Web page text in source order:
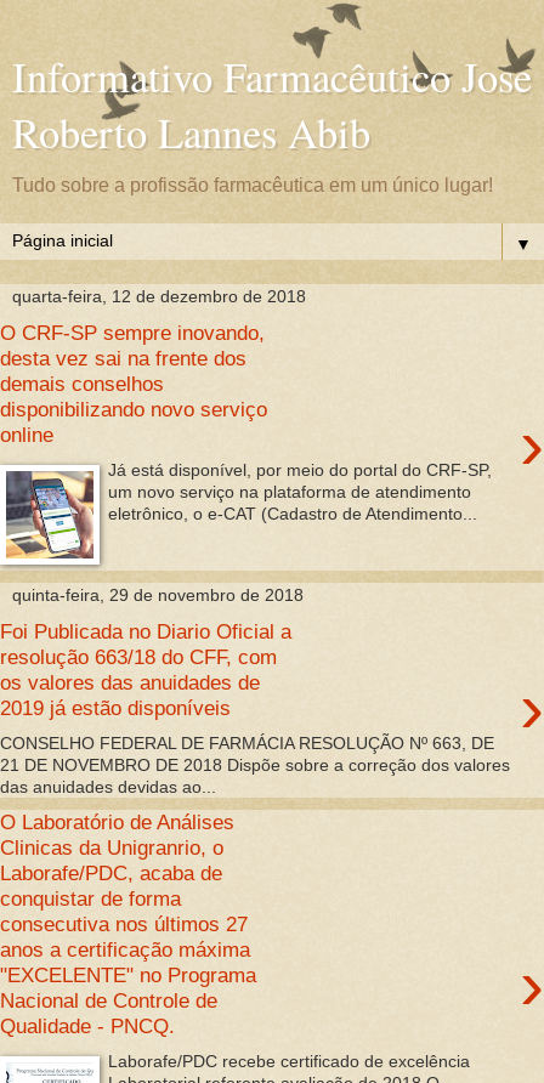
Informativo Farmacêutico Jose
Roberto Lannes Abib
Tudo sobre a profissão farmacêutica em um único lugar!
▼
quarta-feira, 12 de dezembro de 2018
O CRF-SP sempre inovando,
desta vez sai na frente dos
demais conselhos
disponibilizando novo serviço
online
›
Já está disponível, por meio do portal do CRF-SP,
um novo serviço na plataforma de atendimento
eletrônico, o e-CAT (Cadastro de Atendimento...
quinta-feira, 29 de novembro de 2018
Foi Publicada no Diario Oficial a
resolução 663/18 do CFF, com
os valores das anuidades de
2019 já estão disponíveis
›
CONSELHO FEDERAL DE FARMÁCIA RESOLUÇÃO Nº 663, DE
21 DE NOVEMBRO DE 2018 Dispõe sobre a correção dos valores
das anuidades devidas ao...
O Laboratório de Análises
Clinicas da Unigranrio, o
Laborafe/PDC, acaba de
conquistar de forma
consecutiva nos últimos 27
anos a certificação máxima
"EXCELENTE" no Programa
Nacional de Controle de
Qualidade - PNCQ.
›
Laborafe/PDC recebe certificado de excelência